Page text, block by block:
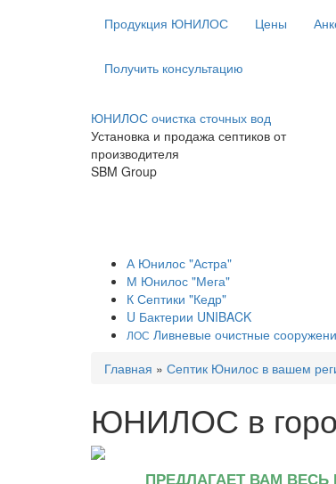
Продукция ЮНИЛОС Цены
Получить консультацию
ЮНИЛОС очистка сточных вод
Установка и продажа септиков от
производителя
SBM Group
АЮнилос "Астра"
М Юнилос "Мега"
К Септики "Кедр"
U Бактерии UNIBACK
ЛОС Ливневые очистные
Главная » Септик Юнилос в вашем
ЮНИЛОС в
ПРЕДЛАГАЕТ ВАМ